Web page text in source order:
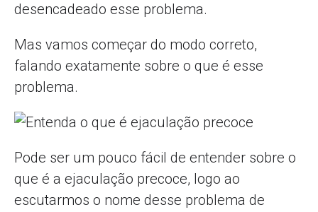
desencadeado esse problema.
Mas vamos começar do modo correto,
falando exatamente sobre o que é esse
problema.
Pode ser um pouco fácil de entender sobre o
que é a ejaculação precoce, logo ao
escutarmos o nome desse problema de